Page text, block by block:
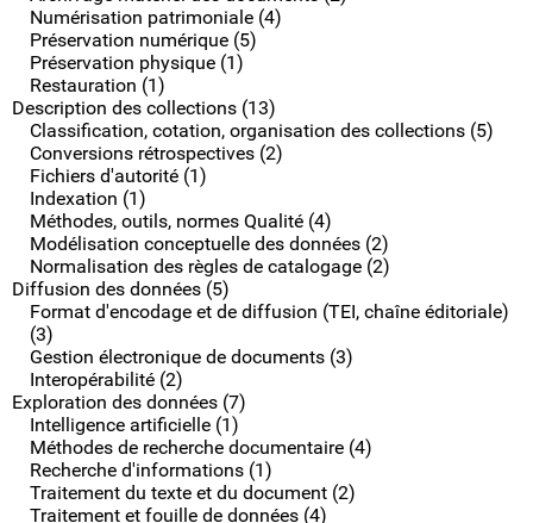
Numérisation patrimoniale (4)
Préservation numérique (5)
Préservation physique (1)
Restauration (1)
Description des collections (13)
Classification, cotation, organisation des collections (5)
Conversions rétrospectives (2)
Fichiers d'autorité (1)
Indexation (1)
Méthodes, outils, normes Qualité (4)
Modélisation conceptuelle des données (2)
Normalisation des règles de catalogage (2)
Diffusion des données (5)
Format d'encodage et de diffusion (TEI, chaîne éditoriale)
(3)
Gestion électronique de documents (3)
Interopérabilité (2)
Exploration des données (7)
Intelligence artificielle (1)
Méthodes de recherche documentaire (4)
Recherche d'informations (1)
Traitement du texte et du document (2)
Traitement et fouille de données (4)